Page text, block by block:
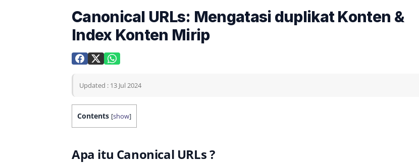
Canonical URLs: Mengatasi duplikat Konten &
Index Konten Mirip
Updated : 13 Jul 2024
Contents [show]
Apa itu Canonical URLs ?